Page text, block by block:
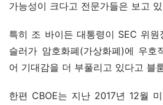
가능성이 크다고 전문가들은 보고
특히 조 바이든 대통령이 SEC 위
슬러가 암호화폐(가상화폐)에 우호
어 기대감을 더 부풀리고 있다고 블
한편 CBOE는 지난 2017년 12월